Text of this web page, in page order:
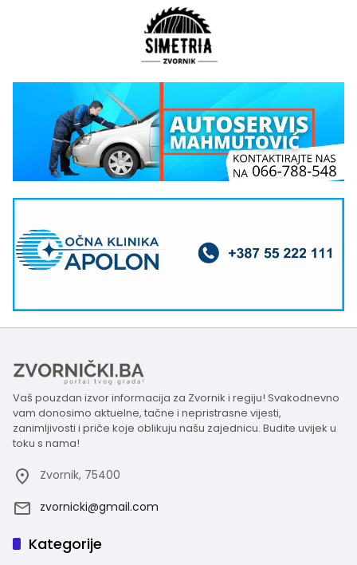
Vaš pouzdan izvor informacija za Zvornik i regiju! Svakodnevno
vam donosimo aktuelne, tačne i nepristrasne vijesti,
zanimljivosti i priče koje oblikuju našu zajednicu. Budite uvijek u
toku s nama!
Zvornik, 75400
zvornicki@gmail.com
Kategorije